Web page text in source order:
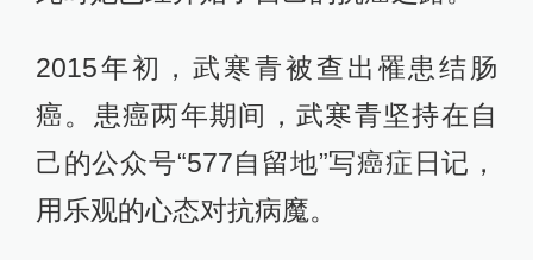
2015年初，武寒青被查出罹患结肠
癌。患癌两年期间，武寒青坚持在自
己的公众号“577自留地”写癌症日记，
用乐观的心态对抗病魔。